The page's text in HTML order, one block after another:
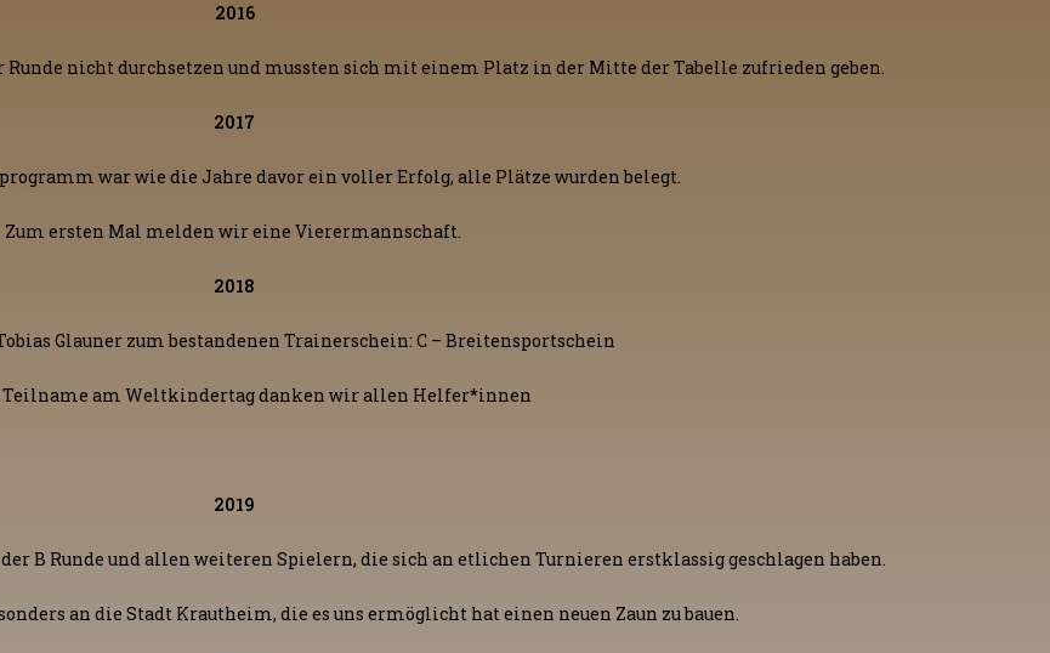
2016
nicht durchsetzen und mussten sich mit einem Platz in der Mitte der Tabelle zufrieden geben.
2017
war wie die Jahre davor ein voller Erfolg, alle Plätze wurden belegt.
Zum ersten Mal melden wir eine Vierermannschaft.
2018
Glauner zum bestandenen Trainerschein: C – Breitensportschein
Teilname am Weltkindertag danken wir allen Helfer*innen
2019
B Runde und allen weiteren Spielern, die sich an etlichen Turnieren erstklassig geschlagen haben.
an die Stadt Krautheim, die es uns ermöglicht hat einen neuen Zaun zu bauen.